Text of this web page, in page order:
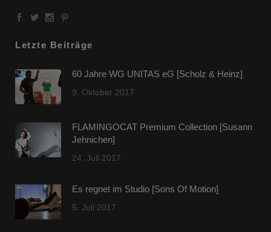
Letzte Beiträge
60 Jahre WG UNITAS eG [Scholz & Heinz]
9. Oktober 2017
FLAMINGOCAT Premium Collection [Susann
Jehnichen]
24. Juli 2017
Es regnet im Studio [Sons Of Motion]
5. Juli 2017